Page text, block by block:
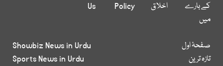
کے بارے
میں
اخلاق
Policy
Us
صفحۂ اول
تازہ ترین
Showbiz News in Urdu
Sports News in Urdu